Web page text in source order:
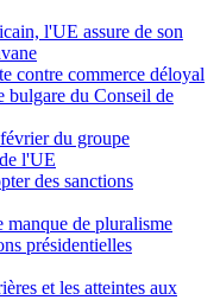
l'UE assure de son
contre commerce déloyal
bulgare du Conseil de
du groupe
l'UE
des sanctions
manque de pluralisme
présidentielles
et les atteintes aux